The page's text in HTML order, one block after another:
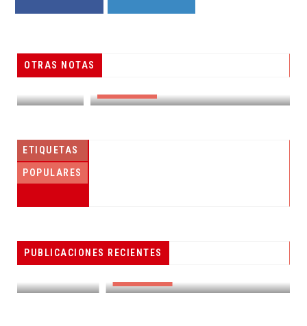
OTRAS NOTAS
RESUELVEN DOS CASOS DE ENGAÑO TELEFÓNICO
ETIQUETAS
POPULARES
PUBLICACIONES RECIENTES
PESCADORES RECIBEN EQUIPO DE
RADIOCOMUNICACIÓN